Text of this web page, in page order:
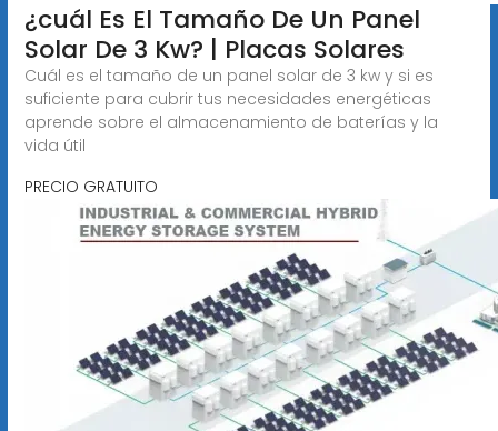
¿cuál Es El Tamaño De Un Panel
Solar De 3 Kw? | Placas Solares
Cuál es el tamaño de un panel solar de 3 kw y si es
suficiente para cubrir tus necesidades energéticas
aprende sobre el almacenamiento de baterías y la
vida útil
PRECIO GRATUITO